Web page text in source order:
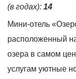
(в годах): 14
Мини-отель
расположенный
озера в самом
услугам уютные